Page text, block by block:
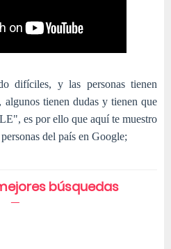
difíciles, y las personas tienen
algunos tienen dudas y tienen que
es por ello que aquí te muestro
del país en Google;
búsquedas